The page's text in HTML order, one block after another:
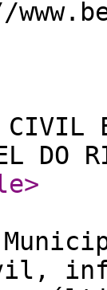
CIVIL
DO
>